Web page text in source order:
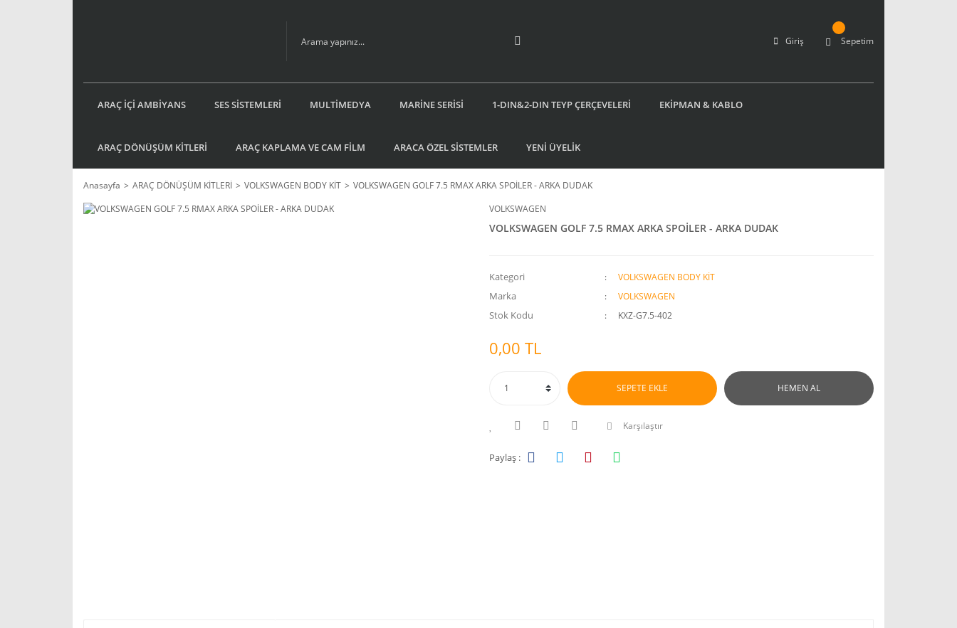
Giriş Sepetim
ARAÇ İÇİ AMBİYANS SES SİSTEMLERİ MULTİMEDYA MARİNE SERİSİ 1-DIN&2-DIN TEYP ÇERÇEVELERİ EKİPMAN & KABLO
ARAÇ DÖNÜŞÜM KİTLERİ ARAÇ KAPLAMA VE CAM FİLM ARACA ÖZEL SİSTEMLER YENİ ÜYELİK
Anasayfa ARAÇ DÖNÜŞÜM KİTLERİ VOLKSWAGEN BODY KİT
VOLKSWAGEN GOLF 7.5 RMAX ARKA SPOİLER - ARKA DUDAK
VOLKSWAGEN
VOLKSWAGEN GOLF 7.5 RMAX ARKA SPOİLER - ARKA DUDAK
Kategori VOLKSWAGEN BODY KİT
Marka VOLKSWAGEN
Stok Kodu KXZ-G7.5-402
0,00 TL
SEPETE EKLE HEMEN AL
Karşılaştır
Paylaş :